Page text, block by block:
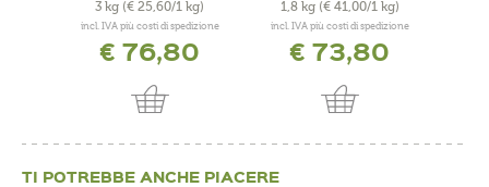
3 kg (€ 25,60/1 kg)
incl. IVA più costi di spedizione
€ 76,80
1,8 kg (€ 41,00/1 kg)
incl. IVA più costi di spedizione
€ 73,80
TI POTREBBE ANCHE PIACERE